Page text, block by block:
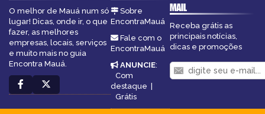
O melhor de Mauá num só
lugar! Dicas, onde ir, o que
fazer, as melhores
empresas, locais, serviços
e muito mais no guia
Encontra Mauá.
Sobre
EncontraMauá
Fale com o
EncontraMauá
ANUNCIE:
Com
destaque |
Grátis
MAIL
Receba grátis as
principais notícias,
dicas e promoções